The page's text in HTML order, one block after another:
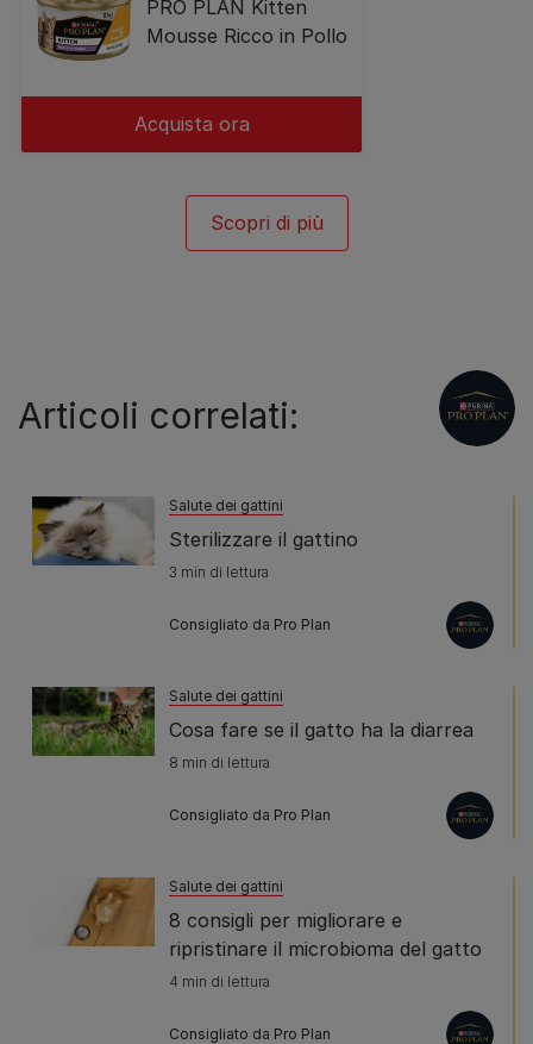
PRO PLAN Kitten
Mousse Ricco in Pollo
Acquista ora
Scopri di più
Articoli correlati:
Salute dei gattini
Sterilizzare il gattino
3 min di lettura
Consigliato da Pro Plan
Salute dei gattini
Cosa fare se il gatto ha la diarrea
8 min di lettura
Consigliato da Pro Plan
Salute dei gattini
8 consigli per migliorare e
ripristinare il microbioma del gatto
4 min di lettura
Consigliato da Pro Plan